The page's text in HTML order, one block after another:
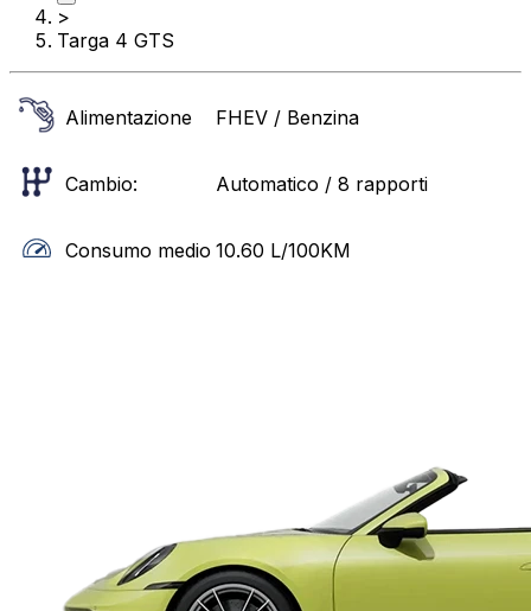
>
Targa 4 GTS
Alimentazione FHEV / Benzina
Cambio: Automatico / 8 rapporti
Consumo medio 10.60 L/100KM